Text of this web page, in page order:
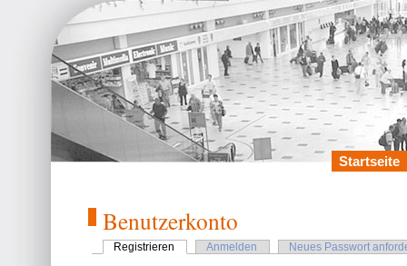
Startseite
Benutzerkonto
Registrieren Anmelden Neues Passwort